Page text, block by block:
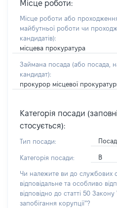
Місце роботи:
Місце роботи або
майбутньої роботи чи
кандидатів):
місцева прокуратура
Займана посада (або посада,
кандидат):
прокурор місцевої
Категорія посади
стосується):
Тип посади:
Категорія посади: В
Чи належите ви до службових
відповідальне та особливо
відповідно до статті 50
запобігання корупції”?